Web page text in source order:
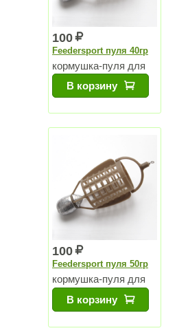
100
Feedersport пуля 40гр
кормушка-пуля для
озер и для
водохранилищ
В корзину
100
Feedersport пуля 50гр
кормушка-пуля для
озер и для
водохранилищ
В корзину